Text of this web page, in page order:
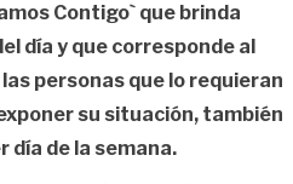
Contigo` que brinda
día y que corresponde al
personas que lo requieran
su situación, también
día de la semana.